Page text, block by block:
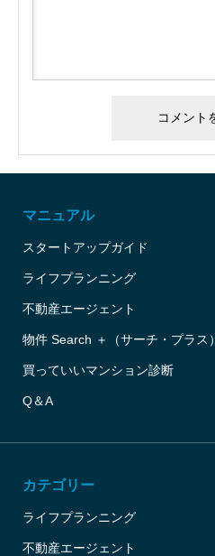
マニュアル
スタートアップガイド
ライフプランニング
不動産エージェント
物件 Search ＋（サーチ・プラス）
買っていいマンション診断
Q＆A
カテゴリー
ライフプランニング
不動産エージェント